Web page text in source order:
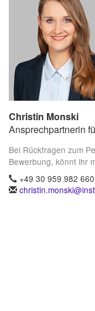
Christin Monski
Ansprechpartnerin
Bei Rückfragen zum
Bewerbung, könnt ihr
+49 30 959 982 660